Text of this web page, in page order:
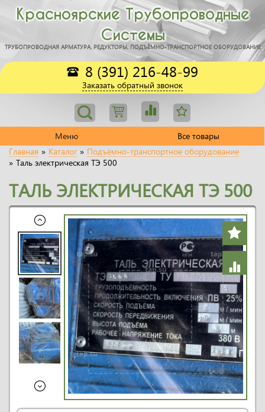
Красноярские Трубопроводные
Системы
ТРУБОПРОВОДНАЯ АРМАТУРА, РЕДУКТОРЫ, ПОДЪЁМНО-ТРАНСПОРТНОЕ ОБОРУДОВАНИЕ
8 (391) 216-48-99
Заказать обратный звонок
Меню
Все товары
Главная » Каталог » Подъёмно-транспортное оборудование
» Таль электрическая ТЭ 500
ТАЛЬ ЭЛЕКТРИЧЕСКАЯ ТЭ 500